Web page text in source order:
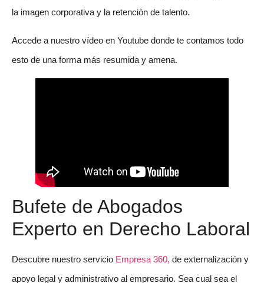
la imagen corporativa y la retención de talento.
Accede a nuestro vídeo en Youtube donde te contamos todo
esto de una forma más resumida y amena.
Bufete de Abogados
Experto en Derecho Laboral
Descubre nuestro servicio Empresa 360, de externalización y
apoyo legal y administrativo al empresario. Sea cual sea el